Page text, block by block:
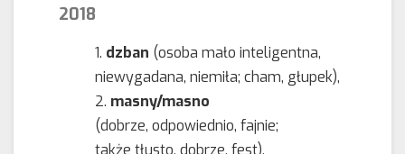
2018
dzban (osoba mało inteligentna,
niewygadana, niemiła; cham, głupek),
masny/masno
(dobrze, odpowiednio, fajnie;
także tłusto, dobrze, fest),